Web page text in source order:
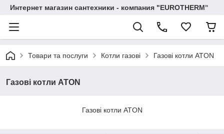
Интернет магазин сантехники - компания "EUROTHERM"
Товари та послуги Котли газові Газові котли ATON
Газові котли ATON
Газові котли ATON